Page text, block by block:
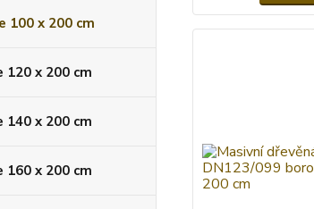
100 x 200 cm
120 x 200 cm
140 x 200 cm
160 x 200 cm